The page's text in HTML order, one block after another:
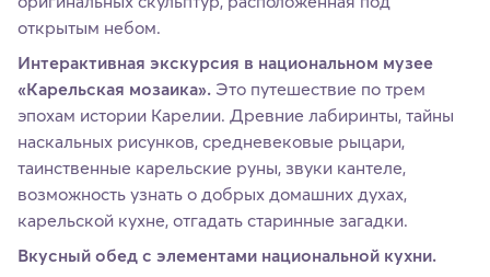
открытым небом.
Интерактивная экскурсия в национальном музее
«Карельская мозаика». Это путешествие по трем
эпохам истории Карелии. Древние лабиринты, тайны
наскальных рисунков, средневековые рыцари,
таинственные карельские руны, звуки кантеле,
возможность узнать о добрых домашних духах,
карельской кухне, отгадать старинные загадки.
Вкусный обед с элементами национальной кухни.